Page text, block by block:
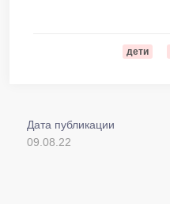
дети
Дата публикации
09.08.22